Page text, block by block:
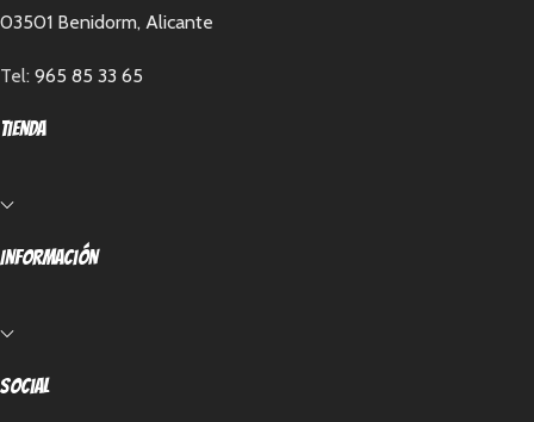
03501 Benidorm, Alicante
Tel: 965 85 33 65
Tienda
Información
Social